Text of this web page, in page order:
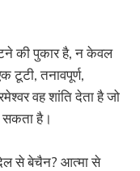
की पुकार है, न केवल
टूटी, तनावपूर्ण,
वह शांति देता है जो
सकता है।
से बेचैन? आत्मा से